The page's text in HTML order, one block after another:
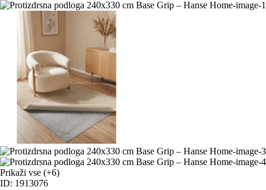
Prikaži vse (+6)
ID: 1913076